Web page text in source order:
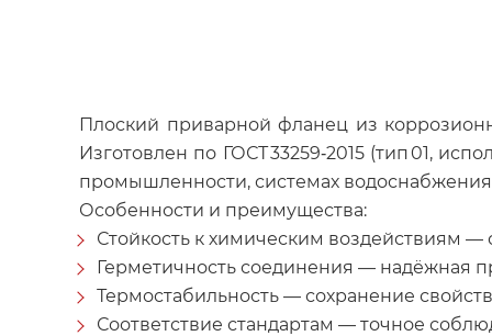
Плоский приварной фланец из
Изготовлен по ГОСТ 33259‑2015 (тип 01,
промышленности, системах
Особенности и преимущества:
Стойкость к химическим воздействиям —
Герметичность соединения — надёжная
Термостабильность — сохранение
Соответствие стандартам — точное